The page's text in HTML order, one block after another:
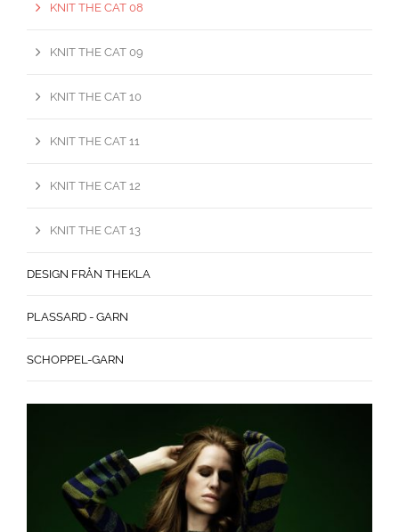
KNIT THE CAT 08
KNIT THE CAT 09
KNIT THE CAT 10
KNIT THE CAT 11
KNIT THE CAT 12
KNIT THE CAT 13
DESIGN FRÅN THEKLA
PLASSARD - GARN
SCHOPPEL-GARN